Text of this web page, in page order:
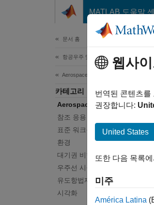
MATLAB 도움말
문서 홈
항공우주 및 국방
Aerospace Blockset
카테고리
Aerospace Blockset 시작하기
참조 응용 사례
표준 워크플로 절차
환경
대기권 비행
우주선 시뮬레이션
유도항법제어(GNC)
시각화
웹사
번역된 콘텐츠
권장합니다:
United States
또한 다음 목록
미주
América Latina